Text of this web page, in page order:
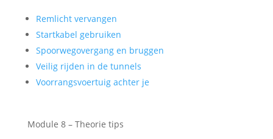
Remlicht vervangen
Startkabel gebruiken
Spoorwegovergang en bruggen
Veilig rijden in de tunnels
Voorrangsvoertuig achter je
Module 8 – Theorie tips